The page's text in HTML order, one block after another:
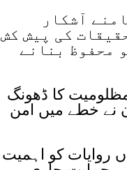
آشکار
کی پیش کش
محفوظ بنانے
مظلومیت کا ڈھونگ
نے خطے میں امن
روایات کو اہمیت